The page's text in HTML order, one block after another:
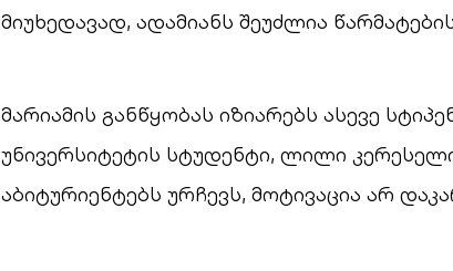
მიუხედავად, ადამიანს შეუძლია
მარიამის განწყობას იზიარებს ასევე
უნივერსიტეტის სტუდენტი, ლილი
აბიტურიენტებს ურჩევს, მოტივაცია არ